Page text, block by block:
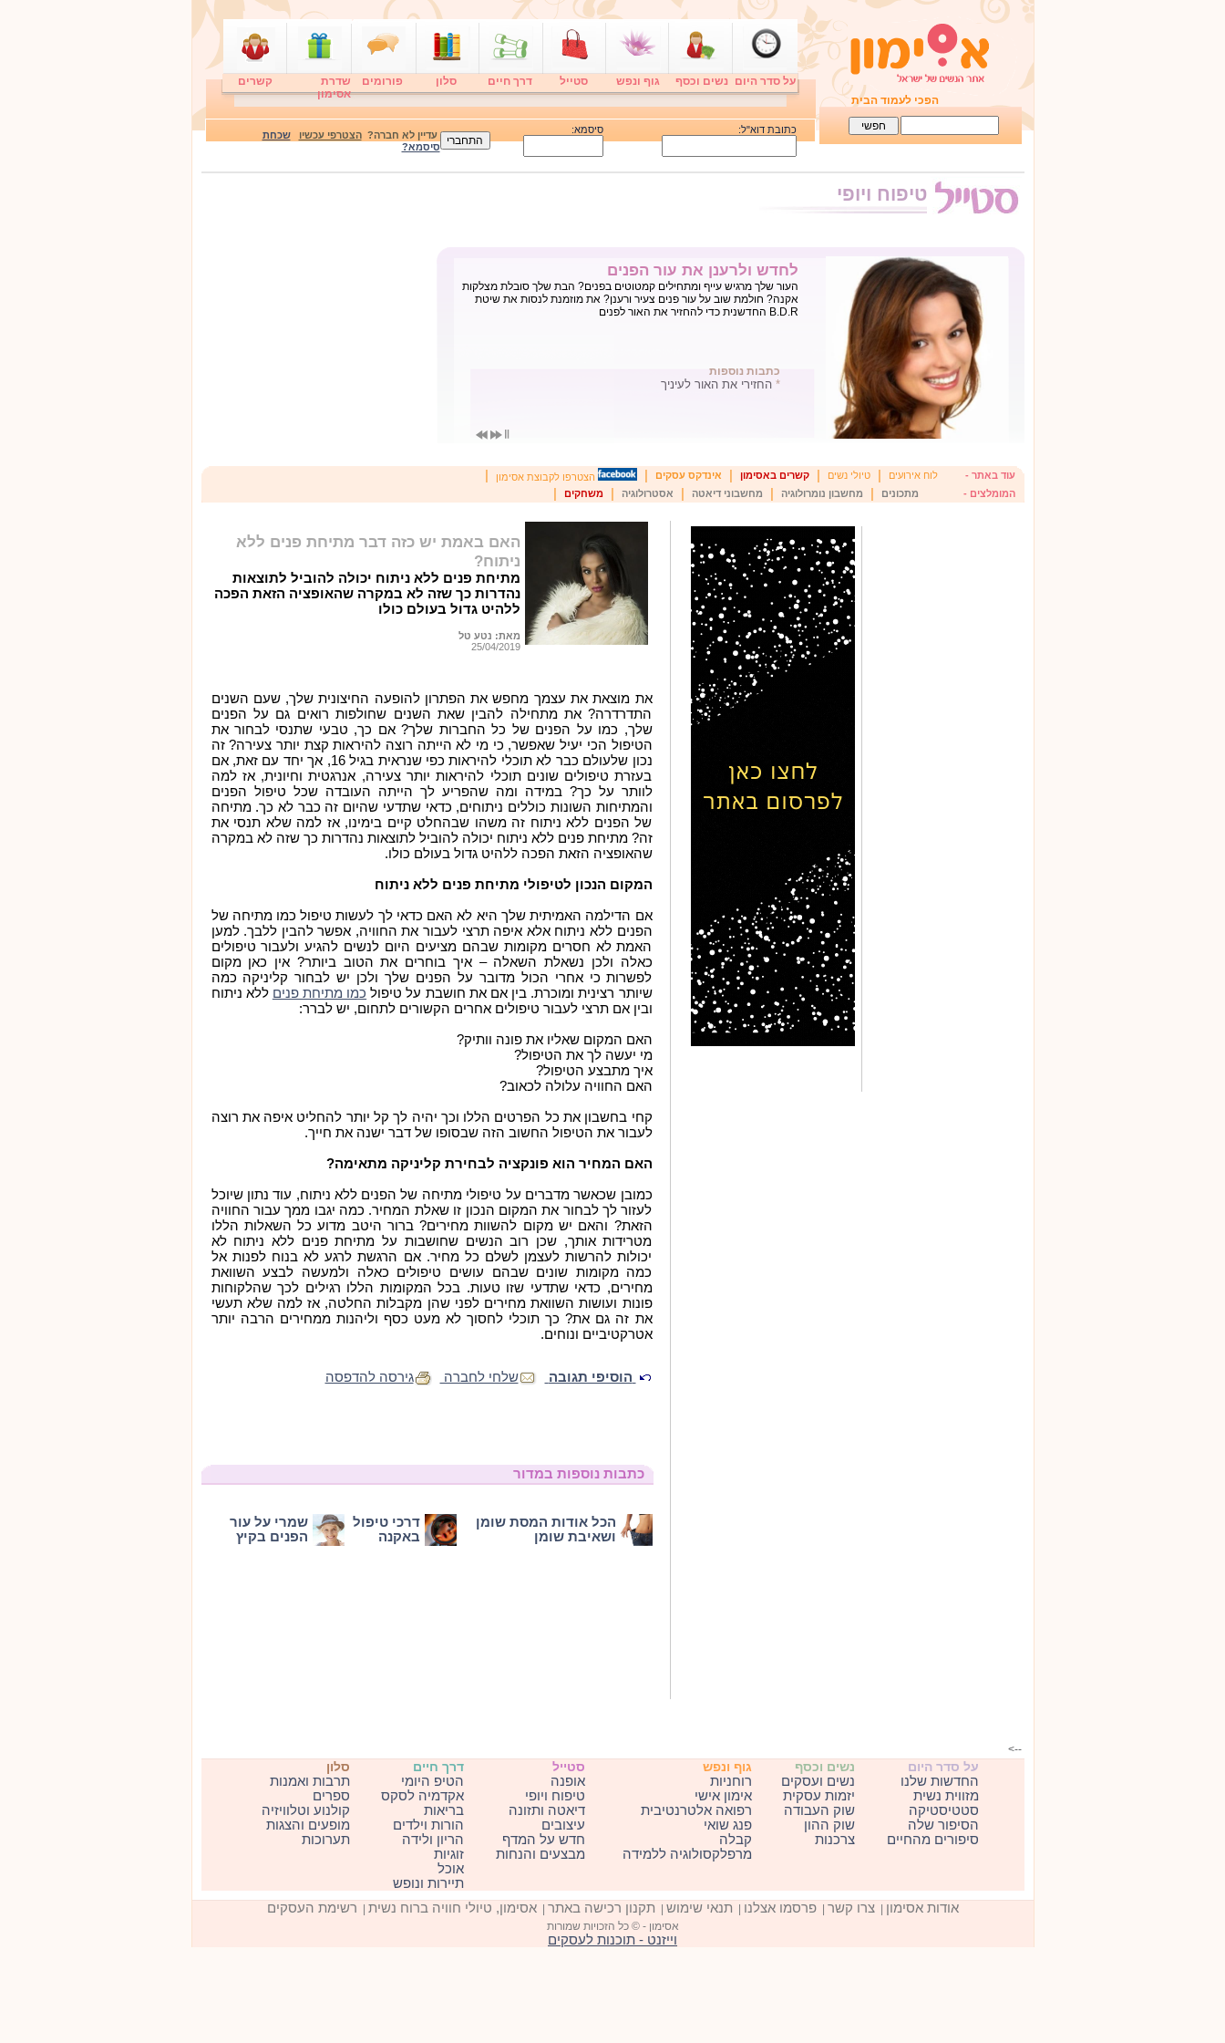
הפכי לעמוד הבית
על סדר היום נשים וכסף גוף ונפש סטייל דרך חיים סלון פורומים
שדרת
אסימון
קשרים
כתובת דוא"ל: סיסמא: עדיין לא חברה?הצטרפי עכשיו
שכחת
סיסמא?
טיפוח ויופי
לחדש ולרענן את עור הפנים
העור שלך מרגיש עייף ומתחילים קמטוטים בפנים? הבת שלך סובלת מצלקות
אקנה? חולמת שוב על עור פנים צעיר ורענן? את מוזמנת לנסות את שיטת
B.D.R החדשנית כדי להחזיר את האור לפנים
כתבות נוספות
*החזירי את האור לעיניך
עוד באתר - לוח אירועים |טיולי נשים |קשרים באסימון אינדקס עסקים הצטרפו לקבוצת אסימון
המומלצים - מתכונים מחשבון נומרולוגיה מחשבוני דיאטה אסטרולוגיה |משחקים
האם באמת יש כזה דבר מתיחת פנים ללא
ניתוח?
מתיחת פנים ללא ניתוח יכולה להוביל לתוצאות
נהדרות כך שזה לא במקרה שהאופציה הזאת הפכה
ללהיט גדול בעולם כולו
מאת: נטע טל
25/04/2019
את מוצאת את עצמך מחפש את הפתרון להופעה החיצונית שלך, שעם השנים
התדרדרה? את מתחילה להבין שאת השנים שחולפות רואים גם על הפנים
שלך, כמו על הפנים של כל החברות שלך? אם כך, טבעי שתנסי לבחור את
הטיפול הכי יעיל שאפשר, כי מי לא הייתה רוצה להיראות קצת יותר צעירה? זה
נכון שלעולם כבר לא תוכלי להיראות כפי שנראית בגיל 16, אך יחד עם זאת, אם
בעזרת טיפולים שונים תוכלי להיראות יותר צעירה, אנרגטית וחיונית, אז למה
לוותר על כך? במידה ומה שהפריע לך הייתה העובדה שכל טיפול הפנים
והמתיחות השונות כוללים ניתוחים, כדאי שתדעי שהיום זה כבר לא כך. מתיחה
של הפנים ללא ניתוח זה משהו שבהחלט קיים בימינו, אז למה שלא תנסי את
זה? מתיחת פנים ללא ניתוח יכולה להוביל לתוצאות נהדרות כך שזה לא במקרה
שהאופציה הזאת הפכה ללהיט גדול בעולם כולו.
המקום הנכון לטיפולי מתיחת פנים ללא ניתוח
אם הדילמה האמיתית שלך היא לא האם כדאי לך לעשות טיפול כמו מתיחה של
הפנים ללא ניתוח אלא איפה תרצי לעבור את החוויה, אפשר להבין ללבך. למען
האמת לא חסרים מקומות שבהם מציעים היום לנשים להגיע ולעבור טיפולים
כאלה ולכן נשאלת השאלה – איך בוחרים את הטוב ביותר? אין כאן מקום
לפשרות כי אחרי הכול מדובר על הפנים שלך ולכן יש לבחור קליניקה כמה
שיותר רצינית ומוכרת. בין אם את חושבת על טיפול כמו מתיחת פנים ללא ניתוח
ובין אם תרצי לעבור טיפולים אחרים הקשורים לתחום, יש לברר:
האם המקום שאליו את פונה וותיק?
מי יעשה לך את הטיפול?
איך מתבצע הטיפול?
האם החוויה עלולה לכאוב?
קחי בחשבון את כל הפרטים הללו וכך יהיה לך קל יותר להחליט איפה את רוצה
לעבור את הטיפול החשוב הזה שבסופו של דבר ישנה את חייך.
האם המחיר הוא פונקציה לבחירת קליניקה מתאימה?
כמובן שכאשר מדברים על טיפולי מתיחה של הפנים ללא ניתוח, עוד נתון שיוכל
לעזור לך לבחור את המקום הנכון זו שאלת המחיר. כמה יגבו ממך עבור החוויה
הזאת? והאם יש מקום להשוות מחירים? ברור היטב מדוע כל השאלות הללו
מטרידות אותך, שכן רוב הנשים שחושבות על מתיחת פנים ללא ניתוח לא
יכולות להרשות לעצמן לשלם כל מחיר. אם הרגשת לרגע לא בנוח לפנות אל
כמה מקומות שונים שבהם עושים טיפולים כאלה ולמעשה לבצע השוואת
מחירים, כדאי שתדעי שזו טעות. בכל המקומות הללו רגילים לכך שהלקוחות
פונות ועושות השוואת מחירים לפני שהן מקבלות החלטה, אז למה שלא תעשי
את זה גם את? כך תוכלי לחסוך לא מעט כסף וליהנות ממחירים הרבה יותר
אטרקטיביים ונוחים.
הוסיפי תגובה שלחי לחברה גירסה להדפסה
כתבות נוספות במדור
הכל אודות המסת שומן
ושאיבת שומן
דרכי טיפול
באקנה
שמרי על עור
הפנים בקיץ
-->
על סדר היום
החדשות שלנו
מזווית נשית
סטטיסטיקה
הסיפור שלה
סיפורים מהחיים
נשים וכסף
נשים ועסקים
יזמות עסקית
שוק העבודה
שוק ההון
צרכנות
גוף ונפש
רוחניות
אימון אישי
רפואה אלטרנטיבית
פנג שואי
קבלה
מרפלקסולוגיה ללמידה
סטייל
אופנה
טיפוח ויופי
דיאטה ותזונה
עיצובים
חדש על המדף
מבצעים והנחות
דרך חיים
הטיפ היומי
אקדמיה לסקס
בריאות
הורות וילדים
הריון ולידה
זוגיות
אוכל
תיירות ונופש
סלון
תרבות ואמנות
ספרים
קולנוע וטלוויזיה
מופעים והצגות
תערוכות
אודות אסימון |צרו קשר |פרסמו אצלנו תנאי שימוש תקנון רכישה באתר |אסימון, טיולי חוויה ברוח נשית רשימת העסקים
אסימון - © כל הזכויות שמורות
וייזנט - תוכנות לעסקים